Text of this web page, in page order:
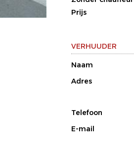
Prijs
VERHUUDER
Naam
Adres
Telefoon
E-mail